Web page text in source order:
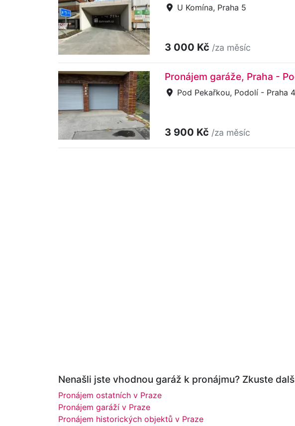
U Komína, Praha 5
3 000 Kč /za měsíc
Pronájem garáže, Praha -
Pod Pekařkou, Podolí - Praha 4
3 900 Kč /za měsíc
Nenašli jste vhodnou garáž k pronájmu? Zkuste
Pronájem ostatních v Praze
Pronájem garáží v Praze
Pronájem historických objektů v Praze